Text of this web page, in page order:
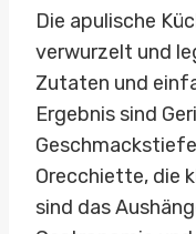
Die apulische
verwurzelt und
Zutaten und
Ergebnis sind
Orecchiette, die
sind das